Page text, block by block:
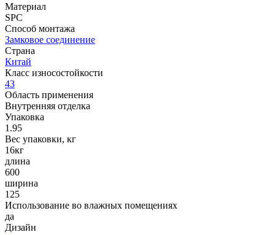
Материал
SPC
Способ монтажа
Замковое соединение
Страна
Китай
Класс износостойкости
43
Область применения
Внутренняя отделка
Упаковка
1.95
Вес упаковки, кг
16кг
длина
600
ширина
125
Использование во влажных помещениях
да
Дизайн